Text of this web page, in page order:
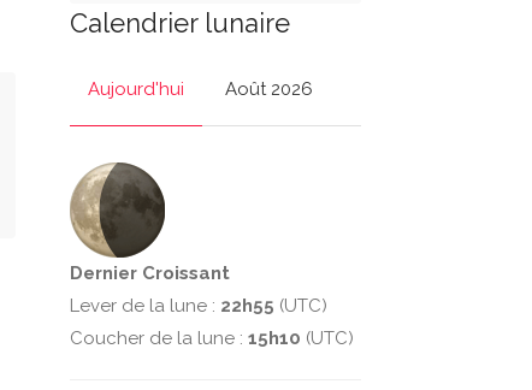
Calendrier lunaire
Aujourd'hui Août 2026
Dernier Croissant
Lever de la lune : 22h55 (UTC)
Coucher de la lune : 15h10 (UTC)